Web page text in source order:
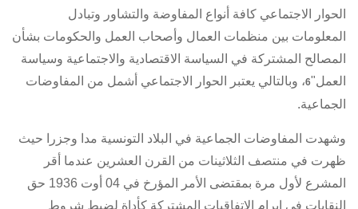
الحوار الاجتماعي كافة أنواع المفاوضة والتشاور وتبادل
المعلومات بين منظمات العمال وأصحاب العمل والحكومات بشأن
المصالح المشتركة في السياسة الاقتصادية والاجتماعية وسياسة
العمل"6، وبالتالي يعتبر الحوار الاجتماعي أشمل من المفاوضات
الجماعية.
وشهدت المفاوضات الجماعية في البلاد التونسية مدا وجزرا حيث
ظهرت في منتصف الثلاثينات من القرن العشرين عندما أقر
المشرع لأول مرة بمقتضى الأمر المؤرخ في 04 أوت 1936 حق
النقابات في إبرام الاتفاقيات المشتركة كأداة لضبط شروط